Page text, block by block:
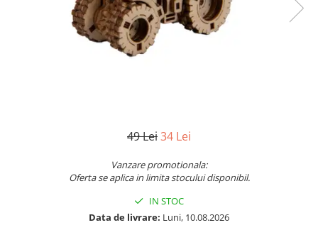
Jocuri pentru o persoana
Jocuri pentru 2 persoane
Game cunoscute
Orchard Games
Vezi toate produsele STEM
49 Lei34 Lei
Vanzare promotionala:
Oferta se aplica in limita stocului disponibil.
IN STOC
Data de livrare: Luni, 10.08.2026